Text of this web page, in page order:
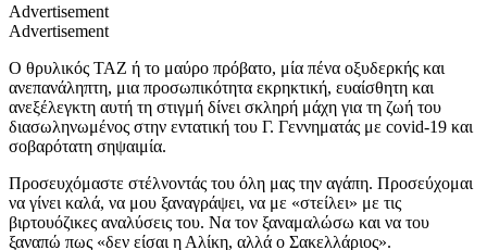
Advertisement
Advertisement
Ο θρυλικός ΤΑΖ ή το μαύρο πρόβατο, μία πένα οξυδερκής και
ανεπανάληπτη, μια προσωπικότητα εκρηκτική, ευαίσθητη και
ανεξέλεγκτη αυτή τη στιγμή δίνει σκληρή μάχη για τη ζωή του
διασωληνωμένος στην εντατική του Γ. Γεννηματάς με covid-19 και
σοβαρότατη σηψαιμία.
Προσευχόμαστε στέλνοντάς του όλη μας την αγάπη. Προσεύχομαι
να γίνει καλά, να μου ξαναγράψει, να με «στείλει» με τις
βιρτουόζικες αναλύσεις του. Να τον ξαναμαλώσω και να του
ξαναπώ πως «δεν είσαι η Αλίκη, αλλά ο Σακελλάριος».